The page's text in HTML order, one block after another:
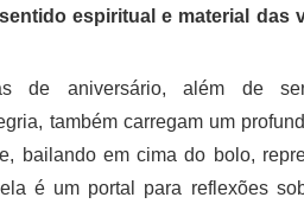
espiritual e material das
de aniversário, além de
também carregam um
bailando em cima do bolo,
é um portal para reflexões